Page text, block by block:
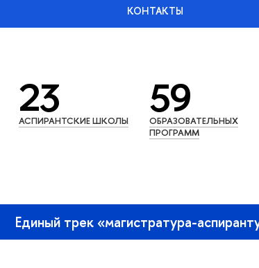
КОНТАКТЫ
23
АСПИРАНТСКИЕ ШКОЛЫ 59
ОБРАЗОВАТЕЛЬНЫХ
ПРОГРАММ
Единый трек «магистратура-